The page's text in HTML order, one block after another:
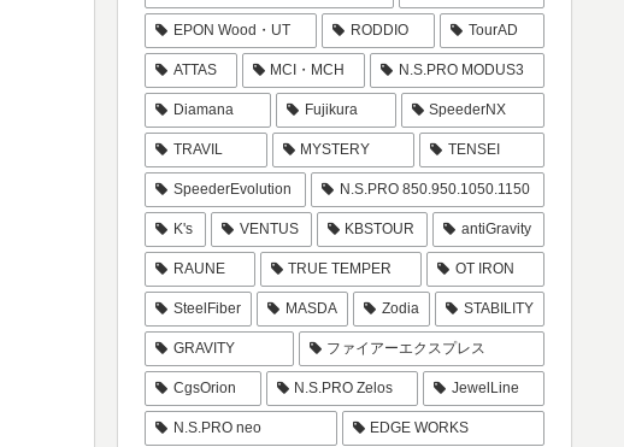
EPON Wood・UT RODDIO TourAD
ATTAS MCI・MCH N.S.PRO MODUS3
Diamana Fujikura SpeederNX
TRAVIL MYSTERY TENSEI
SpeederEvolution N.S.PRO 850.950.1050.1150
K's VENTUS KBSTOUR antiGravity
RAUNE TRUE TEMPER OT IRON
SteelFiber MASDA Zodia STABILITY
GRAVITY ファイアーエクスプレス
CgsOrion N.S.PRO Zelos JewelLine
N.S.PRO neo EDGE WORKS